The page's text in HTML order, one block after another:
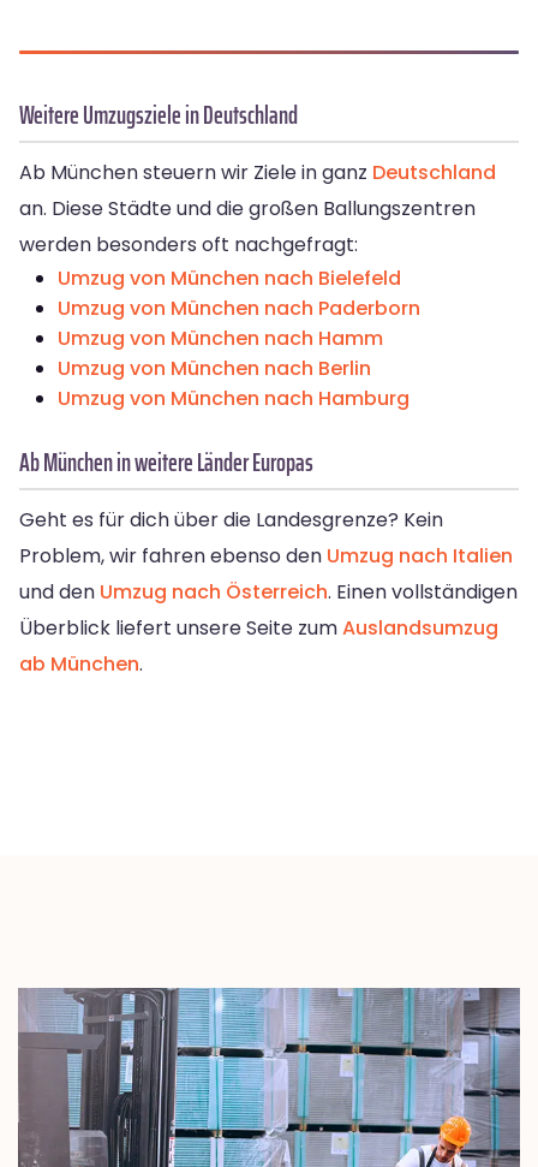
Weitere Umzugsziele in Deutschland
Ab München steuern wir Ziele in ganz Deutschland
an. Diese Städte und die großen Ballungszentren
werden besonders oft nachgefragt:
Umzug von München nach Bielefeld
Umzug von München nach Paderborn
Umzug von München nach Hamm
Umzug von München nach Berlin
Umzug von München nach Hamburg
Ab München in weitere Länder Europas
Geht es für dich über die Landesgrenze? Kein
Problem, wir fahren ebenso den Umzug nach Italien
und den Umzug nach Österreich. Einen vollständigen
Überblick liefert unsere Seite zumAuslandsumzug
ab München.